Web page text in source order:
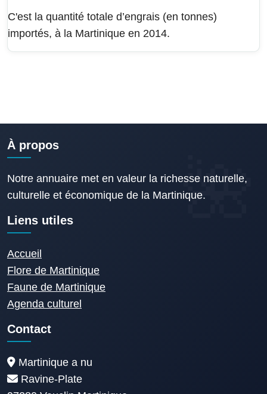
C'est la quantité totale d’engrais (en tonnes)
importés, à la Martinique en 2014.
À propos
Notre annuaire met en valeur la richesse naturelle,
culturelle et économique de la Martinique.
Liens utiles
Accueil
Flore de Martinique
Faune de Martinique
Agenda culturel
Contact
Martinique a nu
Ravine-Plate